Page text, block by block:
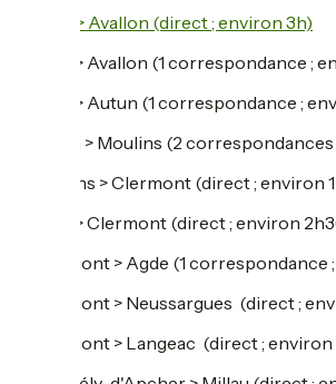
Paris > Avallon (direct ; environ 3h)
- Lyon > Avallon (1 correspondance ;
- Lyon > Autun (1 correspondance ;
- Autun > Moulins (2
- Moulins > Clermont (direct ; environ
- Lyon > Clermont (direct ; environ
- Clermont > Agde (1
- Clermont > Neussargues (direct ;
- Clermont > Langeac (direct ; environ